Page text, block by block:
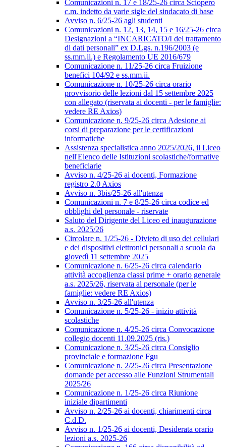
Comunicazioni n. 17 e 18/25-26 circa Sciopero
c.m. indetto da varie sigle del sindacato di base
Avviso n. 6/25-26 agli studenti
Comunicazioni n. 12, 13, 14, 15 e 16/25-26 circa
Designazioni a “INCARICATO/I del trattamento
di dati personali” ex D.Lgs. n.196/2003 (e
ss.mm.ii.) e Regolamento UE 2016/679
Comunicazione n. 11/25-26 circa Fruizione
benefici 104/92 e ss.mm.ii.
Comunicazione n. 10/25-26 circa orario
provvisorio delle lezioni dal 15 settembre 2025
con allegato (riservata ai docenti - per le famiglie:
vedere RE Axios)
Comunicazione n. 9/25-26 circa Adesione ai
corsi di preparazione per le certificazioni
informatiche
Assistenza specialistica anno 2025/2026, il Liceo
nell'Elenco delle Istituzioni scolastiche/formative
beneficiarie
Avviso n. 4/25-26 ai docenti, Formazione
registro 2.0 Axios
Avviso n. 3bis/25-26 all'utenza
Comunicazioni n. 7 e 8/25-26 circa codice ed
obblighi del personale - riservate
Saluto del Dirigente del Liceo ed inaugurazione
a.s. 2025/26
Circolare n. 1/25-26 - Divieto di uso dei cellulari
e dei dispositivi elettronici personali a scuola da
giovedì 11 settembre 2025
Comunicazione n. 6/25-26 circa calendario
attività accoglienza classi prime + orario generale
a.s. 2025/26, riservata al personale (per le
famiglie: vedere RE Axios)
Avviso n. 3/25-26 all'utenza
Comunicazione n. 5/25-26 - inizio attività
scolastiche
Comunicazione n. 4/25-26 circa Convocazione
collegio docenti 11.09.2025 (ris.)
Comunicazione n. 3/25-26 circa Consiglio
provinciale e formazione Fgu
Comunicazione n. 2/25-26 circa Presentazione
domande per accesso alle Funzioni Strumentali
2025/26
Comunicazione n. 1/25-26 circa Riunione
iniziale dipartimenti
Avviso n. 2/25-26 ai docenti, chiarimenti circa
C.d.D.
Avviso n. 1/25-26 ai docenti, Desiderata orario
lezioni a.s. 2025-26